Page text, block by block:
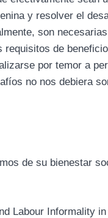
y resolver el
son
de
por temor a
no nos debiera
de su bienestar
Labour Informality